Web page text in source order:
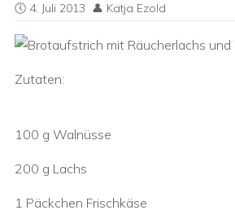
4. Juli 2013 Katja Ezold
Zutaten:
100 g Walnüsse
200 g Lachs
1 Päckchen Frischkäse